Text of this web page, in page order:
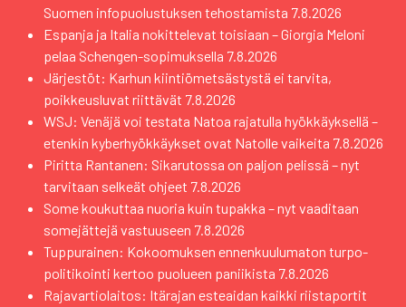
Suomen infopuolustuksen tehostamista 7.8.2026
Espanja ja Italia nokittelevat toisiaan – Giorgia Meloni
pelaa Schengen-sopimuksella 7.8.2026
Järjestöt: Karhun kiintiömetsästystä ei tarvita,
poikkeusluvat riittävät 7.8.2026
WSJ: Venäjä voi testata Natoa rajatulla hyökkäyksellä –
etenkin kyberhyökkäykset ovat Natolle vaikeita 7.8.2026
Piritta Rantanen: Sikarutossa on paljon pelissä – nyt
tarvitaan selkeät ohjeet 7.8.2026
Some koukuttaa nuoria kuin tupakka – nyt vaaditaan
somejättejä vastuuseen 7.8.2026
Tuppurainen: Kokoomuksen ennenkuulumaton turpo-
politikointi kertoo puolueen paniikista 7.8.2026
Rajavartiolaitos: Itärajan esteaidan kaikki riistaportit